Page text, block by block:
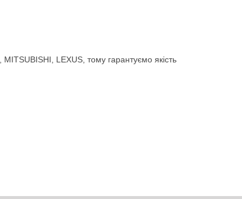
LEXUS, тому гарантуємо якість